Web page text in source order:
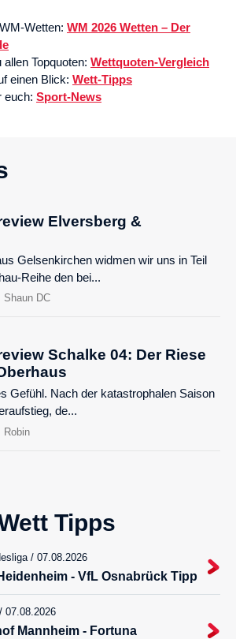
Wetten: WM 2026 Wetten – Der
Topquoten: Wettquoten-Vergleich
einen Blick: Wett-Tipps
euch: Sport-News
Tipps
/ 07.08.2026
- VfL Osnabrück Tipp
07.08.2026
Mannheim - Fortuna
Elversberg &
Gelsenkirchen widmen wir uns in Teil
Reihe den bei...
Shaun DC
Schalke 04: Der Riese
Gefühl. Nach der katastrophalen Saison
de...
Robin